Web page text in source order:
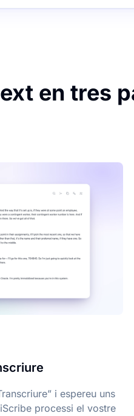
en tres
i espereu uns
processi el vostre